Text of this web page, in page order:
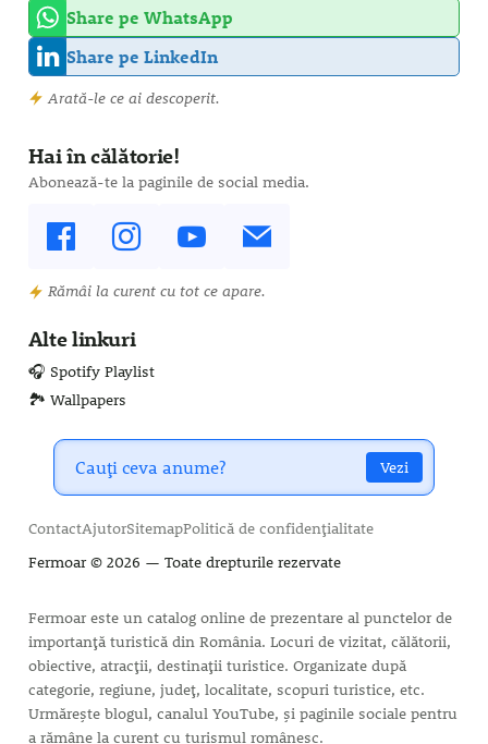
Share pe WhatsApp
Share pe LinkedIn
Arată-le ce ai descoperit.
Hai în călătorie!
Abonează-te la paginile de social media.
Rămâi la curent cu tot ce apare.
Alte linkuri
🎧 Spotify Playlist
🏞️ Wallpapers
Vezi
ContactAjutorSitemapPolitică de confidențialitate
Fermoar© 2026 — Toate drepturile rezervate
Fermoar este un catalog online de prezentare al punctelor de
importanță turistică din România. Locuri de vizitat, călătorii,
obiective, atracții, destinații turistice. Organizate după
categorie, regiune, județ, localitate, scopuri turistice, etc.
Urmărește blogul, canalul YouTube, și paginile sociale pentru
a rămâne la curent cu turismul românesc.